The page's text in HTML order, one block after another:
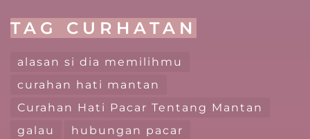
TAG CURHATAN
alasan si dia memilihmu
curahan hati mantan
Curahan Hati Pacar Tentang Mantan
galau
hubungan pacar